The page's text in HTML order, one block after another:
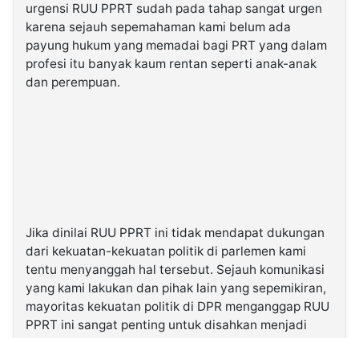
urgensi RUU PPRT sudah pada tahap sangat urgen
karena sejauh sepemahaman kami belum ada
payung hukum yang memadai bagi PRT yang dalam
profesi itu banyak kaum rentan seperti anak-anak
dan perempuan.
Jika dinilai RUU PPRT ini tidak mendapat dukungan
dari kekuatan-kekuatan politik di parlemen kami
tentu menyanggah hal tersebut. Sejauh komunikasi
yang kami lakukan dan pihak lain yang sepemikiran,
mayoritas kekuatan politik di DPR menganggap RUU
PPRT ini sangat penting untuk disahkan menjadi